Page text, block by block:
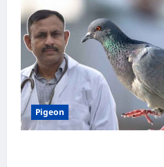
Pigeon